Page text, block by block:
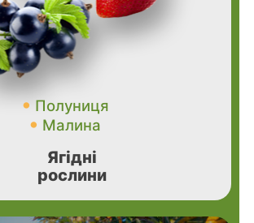
Полуниця
Малина
Ягідні
рослини